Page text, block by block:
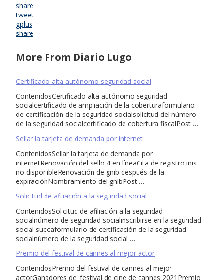
share
tweet
gplus
share
More From Diario Lugo
Certificado alta autónomo seguridad social
ContenidosCertificado alta autónomo seguridad
socialcertificado de ampliación de la coberturaformulario
de certificación de la seguridad socialsolicitud del número
de la seguridad socialcertificado de cobertura fiscalPost …
Sellar la tarjeta de demanda por internet
ContenidosSellar la tarjeta de demanda por
internetRenovación del sello 4 en líneaCita de registro inis
no disponibleRenovación de gnib después de la
expiraciónNombramiento del gnibPost …
Solicitud de afiliación a la seguridad social
ContenidosSolicitud de afiliación a la seguridad
socialnúmero de seguridad socialinscribirse en la seguridad
social suecaformulario de certificación de la seguridad
socialnúmero de la seguridad social …
Premio del festival de cannes al mejor actor
ContenidosPremio del festival de cannes al mejor
actorGanadores del festival de cine de cannes 2021Premio